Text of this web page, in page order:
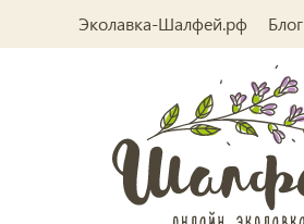
Эколавка-Шалфей.рф Блог